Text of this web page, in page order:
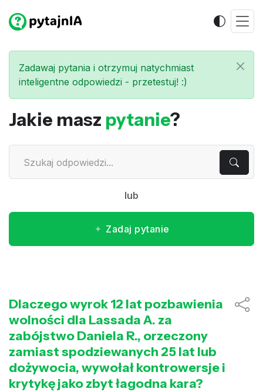
Zadawaj pytania i otrzymuj natychmiast
inteligentne odpowiedzi - przetestuj! :)
Jakie masz pytanie?
lub
Zadaj pytanie
Dlaczego wyrok 12 lat pozbawienia
wolności dla Lassada A. za
zabójstwo Daniela R., orzeczony
zamiast spodziewanych 25 lat lub
dożywocia, wywołał kontrowersje i
krytykę jako zbyt łagodna kara?